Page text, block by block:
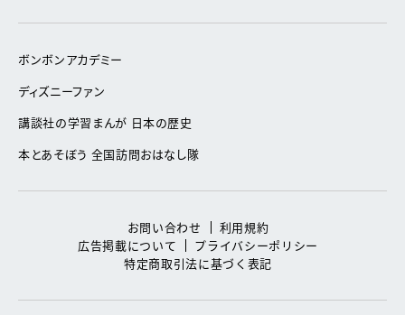
ボンボンアカデミー
ディズニーファン
講談社の学習まんが 日本の歴史
本とあそぼう 全国訪問おはなし隊
お問い合わせ
利用規約
広告掲載について
プライバシーポリシー
特定商取引法に基づく表記